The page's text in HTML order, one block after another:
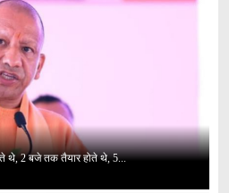
थे, 2 बजे तक तैयार होते थे, 5...